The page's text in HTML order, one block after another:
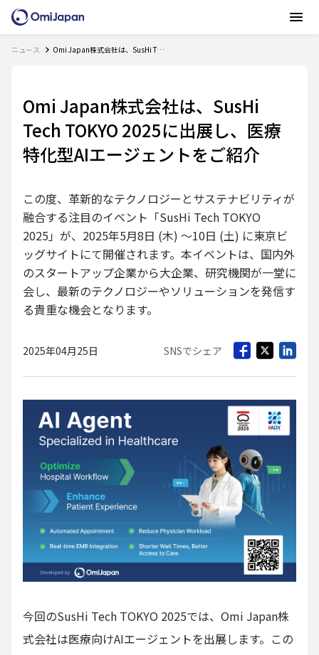
ニュース Omi Japan株式会社は、SusHi Tech TOKYO 2025に出展し、医療特化型AIエージェントをご紹介
Omi Japan株式会社は、SusHi
Tech TOKYO 2025に出展し、医療
特化型AIエージェントをご紹介
この度、革新的なテクノロジーとサステナビリティが
融合する注目のイベント「SusHi Tech TOKYO
2025」が、2025年5月8日 (木) ～10日 (土) に東京ビ
ッグサイトにて開催されます。本イベントは、国内外
のスタートアップ企業から大企業、研究機関が一堂に
会し、最新のテクノロジーやソリューションを発信す
る貴重な機会となります。
2025年04月25日 SNSでシェア
今回のSusHi Tech TOKYO 2025では、Omi Japan株
式会社は医療向けAIエージェントを出展します。この